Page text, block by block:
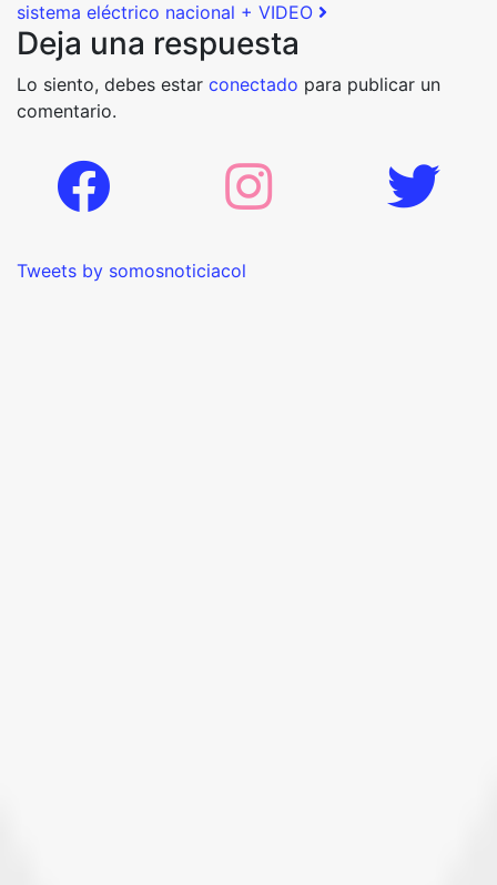
sistema eléctrico nacional + VIDEO
Deja una respuesta
Lo siento, debes estar conectado para publicar un
comentario.
Tweets by somosnoticiacol